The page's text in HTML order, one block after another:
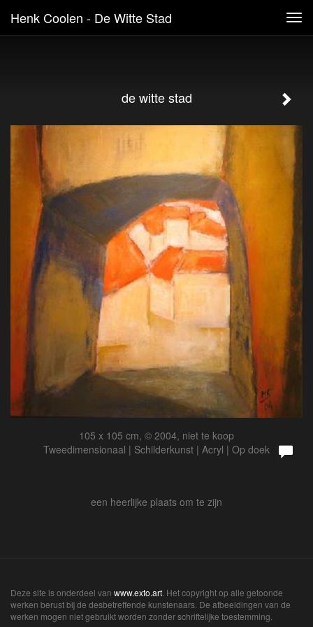
Henk Coolen - De Witte Stad
de witte stad
105 x 105 cm, © 2004, niet te koop
Tweedimensionaal | Schilderkunst | Acryl | Op doek
een heerlijke plaats om te zijn
Deze site is onderdeel van www.exto.art . Het copyright op alle getoonde
werken berust bij de desbetreffende kunstenaars. De afbeeldingen van de
werken mogen niet gebruikt worden zonder schriftelijke toestemming.